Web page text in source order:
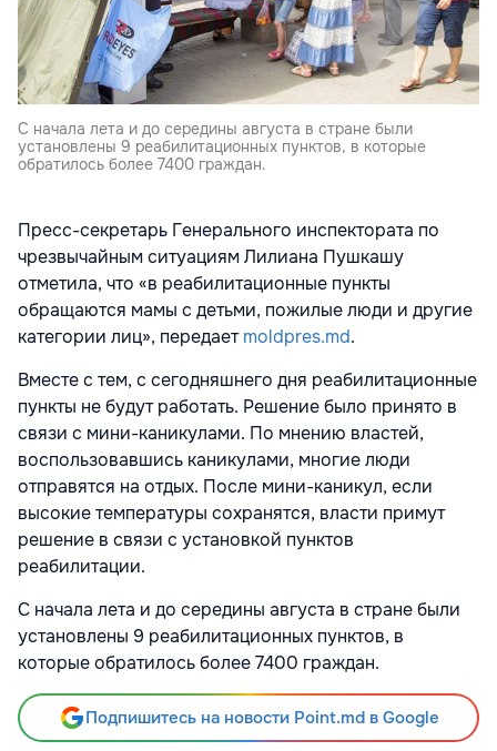
С начала лета и до середины августа в стране были
установлены 9 реабилитационных пунктов, в которые
обратилось более 7400 граждан.
Пресс-секретарь Генерального инспектората по
чрезвычайным ситуациям Лилиана Пушкашу
отметила, что «в реабилитационные пункты
обращаются мамы с детьми, пожилые люди и другие
категории лиц», передаетmoldpres.md.
Вместе с тем, с сегодняшнего дня реабилитационные
пункты не будут работать. Решение было принято в
связи с мини-каникулами. По мнению властей,
воспользовавшись каникулами, многие люди
отправятся на отдых. После мини-каникул, если
высокие температуры сохранятся, власти примут
решение в связи с установкой пунктов
реабилитации.
С начала лета и до середины августа в стране были
установлены 9 реабилитационных пунктов, в
которые обратилось более 7400 граждан.
Подпишитесь на новости Point.md в Google